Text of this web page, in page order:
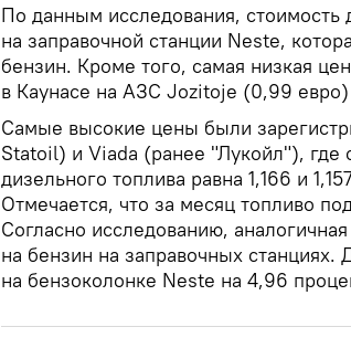
По данным исследования, стоимость
на заправочной станции Neste,
бензин. Кроме того, самая низкая
в Каунасе на АЗС Jozitoje (0,99
Самые высокие цены были
Statoil) и Viada (ранее "Лукойл"), где
дизельного топлива равна 1,166 и
Отмечается, что за месяц топливо
Согласно исследованию,
на бензин на заправочных
на бензоколонке Neste на 4,96